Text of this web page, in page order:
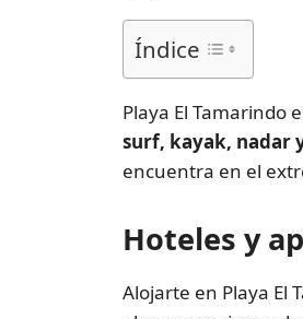
Índice
Playa El Tamarindo
surf, kayak, nadar
encuentra en el
Hoteles y
Alojarte en Playa El